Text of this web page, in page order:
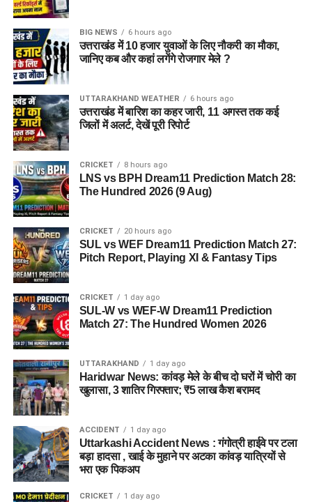
राज्य आपदा प्रबंधन तंत्र और जिला प्रशासन को संवेदनशील इलाकों में
सतर्क रहने के निर्देश दिए गए हैं। साथ ही भूस्खलन संभावित क्षेत्रों पर
लगातार निगरानी रखी जा रही है, ताकि किसी भी आपात स्थिति से समय
रहते निपटा जा सके।
मौसम विभाग और प्रशासन की ताजा
एडवाइजरी देखने की अपील
प्रशासन ने चारधाम यात्रा पर जाने वाले श्रद्धालुओं और अन्य यात्रियों से
अपील की है कि वे यात्रा शुरू करने से पहले मौसम विभाग और प्रशासन की
ताजा एडवाइजरी जरूर देखें। जब तक मौसम अनुकूल नहीं हो जाता, तब
तक अनावश्यक यात्रा से बचें और केवल आधिकारिक सूचना के आधार पर
ही आगे की योजना बनाएं।
BIG NEWS 6 hours ago
उत्तराखंड में 10 हजार युवाओं के लिए नौकरी का मौका,
जानिए कब और कहां लगेंगे रोजगार मेले ?
UTTARAKHAND WEATHER 6 hours ago
उत्तराखंड में बारिश का कहर जारी, 11 अगस्त तक कई
जिलों में अलर्ट, देखें पूरी रिपोर्ट
CRICKET 8 hours ago
LNS vs BPH Dream11 Prediction Match 28:
The Hundred 2026 (9 Aug)
CRICKET 20 hours ago
SUL vs WEF Dream11 Prediction Match 27:
Pitch Report, Playing XI & Fantasy Tips
CRICKET 1 day ago
SUL-W vs WEF-W Dream11 Prediction
Match 27: The Hundred Women 2026
UTTARAKHAND 1 day ago
Haridwar News: कांवड़ मेले के बीच दो घरों में चोरी का
खुलासा, 3 शातिर गिरफ्तार; ₹5 लाख कैश बरामद
ACCIDENT 1 day ago
Uttarkashi Accident News : गंगोत्री हाईवे पर टला
बड़ा हादसा , खाई के मुहाने पर अटका कांवड़ यात्रियों से
भरा एक पिकअप
CRICKET 1 day ago